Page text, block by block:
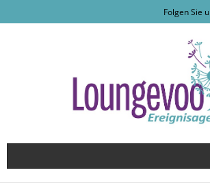
Folgen Sie
Home